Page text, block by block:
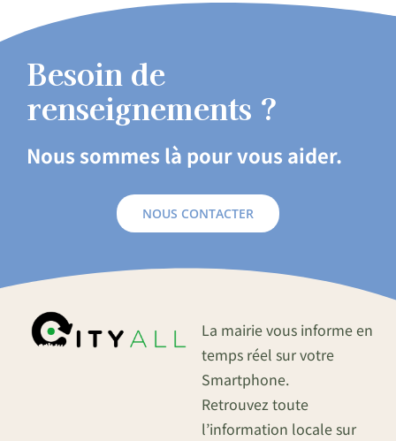
Besoin de
renseignements ?
Nous sommes là pour vous aider.
NOUS CONTACTER
La mairie vous informe en
temps réel sur votre
Smartphone.
Retrouvez toute
l’information locale sur